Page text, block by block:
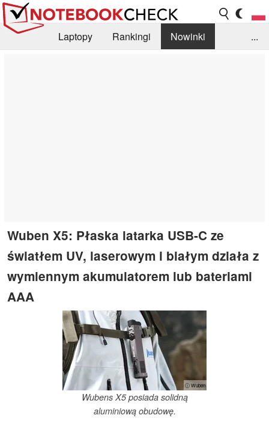
Laptopy Rankingi
Nowinki
...
Wuben X5: Płaska latarka USB-C ze
światłem UV, laserowym i białym działa z
wymiennym akumulatorem lub bateriami
AAA
ⓘ Wuben
Wubens X5 posiada solidną
aluminiową obudowę.